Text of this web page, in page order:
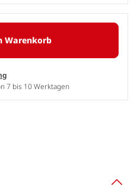
Warenkorb
7 bis 10 Werktagen